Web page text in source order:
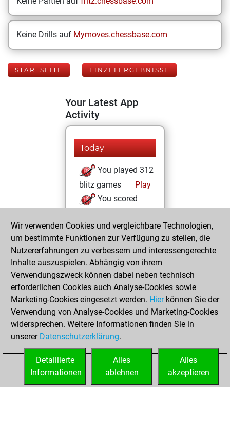
Keine Drills auf Mymoves.chessbase.com
STARTSEITE EINZELERGEBNISSE
Your Latest App
Activity
Today
You played 312
blitz games
Play
You scored
+212 =9 -91 in blitz
You played 48
bullet games
You scored +42
=0 -6 in bullet
Yesterday
You played 40
slow games
Play
You scored +31
=1 -8 in slow games
Wir verwenden Cookies und vergleichbare Technologien,
um bestimmte Funktionen zur Verfügung zu stellen, die
Nutzererfahrungen zu verbessern und interessengerechte
Inhalte auszuspielen. Abhängig von ihrem
Verwendungszweck können dabei neben technisch
erforderlichen Cookies auch Analyse-Cookies sowie
Marketing-Cookies eingesetzt werden. Hierkönnen Sie der
Verwendung von Analyse-Cookies und Marketing-Cookies
widersprechen. Weitere Informationen finden Sie in
unserer Datenschutzerklärung.
Alles
akzeptieren
Alles
ablehnen
Detaillierte
Informationen